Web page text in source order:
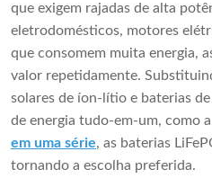
que exigem rajadas de alta
eletrodomésticos, motores
que consomem muita energia,
valor repetidamente.
solares de íon-lítio e baterias
de energia tudo-em-um, como
em uma série, as baterias
tornando a escolha preferida.